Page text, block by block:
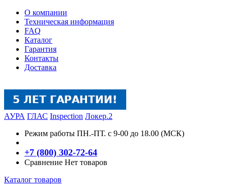
О компании
Техническая информация
FAQ
Каталог
Гарантия
Контакты
Доставка
АУРА ГЛАС Inspection Локер.2
Режим работы ПН.-ПТ. с 9-00 до 18.00 (МСК)
+7 (800) 302-72-64
Сравнение Нет товаров
Каталог товаров